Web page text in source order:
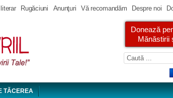
Rugăciuni Anunţuri Vă recomandăm Despre noi
Donează
Mănăstirii
TĂCEREA